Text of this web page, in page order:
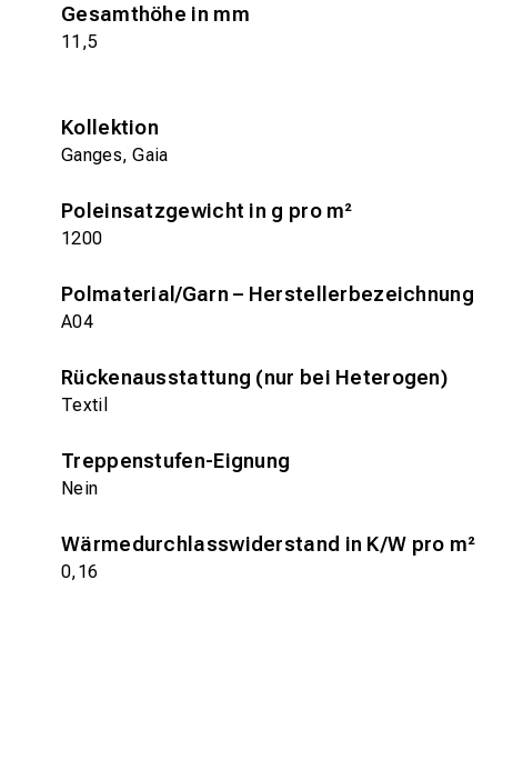
Gesamthöhe in mm
11,5
Kollektion
Ganges, Gaia
Poleinsatzgewicht in g pro m²
1200
Polmaterial/Garn – Herstellerbezeichnung
A04
Rückenausstattung (nur bei Heterogen)
Textil
Treppenstufen-Eignung
Nein
Wärmedurchlasswiderstand in K/W pro m²
0,16